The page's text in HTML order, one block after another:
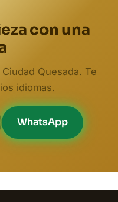
con una
Quesada. Te
idiomas.
WhatsApp